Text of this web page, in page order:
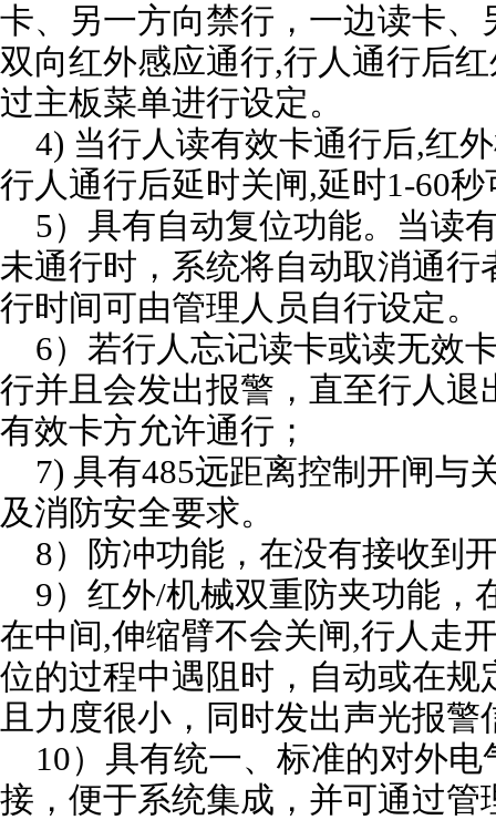
卡、另一方向禁行，一边读卡
双向红外感应通行,行人通行后
过主板菜单进行设定。
4) 当行人读有效卡通行后,红
行人通行后延时关闸,延时1-60
5）具有自动复位功能。当读
未通行时，系统将自动取消通
行时间可由管理人员自行设定。
6）若行人忘记读卡或读无效
行并且会发出报警，直至行人
有效卡方允许通行；
7) 具有485远距离控制开闸与
及消防安全要求。
8）防冲功能，在没有接收到
9）红外/机械双重防夹功能，
在中间,伸缩臂不会关闸,行人走
位的过程中遇阻时，自动或在
且力度很小，同时发出声光报警
10）具有统一、标准的对外电
接，便于系统集成，并可通过